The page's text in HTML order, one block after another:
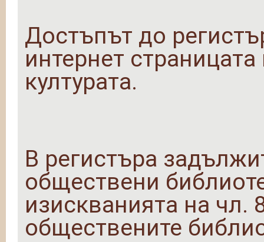
Достъпът до
интернет
културата.
В регистъра
обществени
изискванията на чл.
обществените